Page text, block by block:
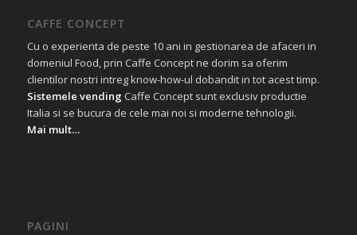
CAFFE CONCEPT
Cu o experienta de peste 10 ani in gestionarea de afaceri in
domeniul Food, prin Caffe Concept ne dorim sa oferim
clientilor nostri intreg know-how-ul dobandit in tot acest timp.
Sistemele vending Caffe Concept sunt exclusiv productie
Italia si se bucura de cele mai noi si moderne tehnologii.
Mai mult…
PAGINI